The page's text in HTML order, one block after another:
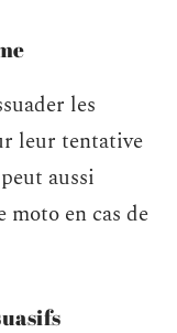
les
leur tentative
aussi
en cas de